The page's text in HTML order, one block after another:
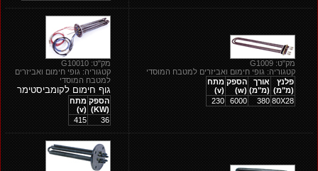
מק"ט: G1009
קטגוריה: גופי חימום ואביזרים למטבח המוסדי
פלנץ
(מ"מ)
אורך
(מ"מ)
הספק
(w)
מתח
(v)
80X28
380
6000
230
מק"ט: G10010
קטגוריה: גופי חימום ואביזרים
למטבח המוסדי
גוף חימום לקומביסטימר
הספק
(KW)
מתח
(v)
36
415